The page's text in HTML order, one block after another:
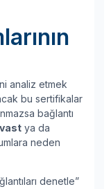
analiz etmek
bu sertifikalar
bağlantı
ya da
neden
denetle”